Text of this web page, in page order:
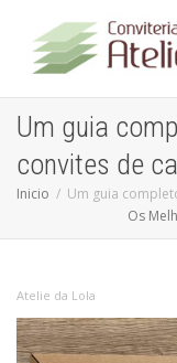
Um guia
convites de
Inicio
Um guia
Os
Atelie da Lola